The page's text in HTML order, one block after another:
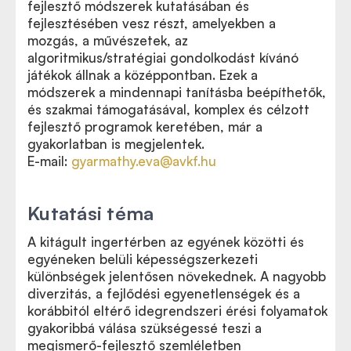
fejlesztő módszerek kutatásában és
fejlesztésében vesz részt, amelyekben a
mozgás, a művészetek, az
algoritmikus/stratégiai gondolkodást kívánó
játékok állnak a középpontban. Ezek a
módszerek a mindennapi tanításba beépíthetők,
és szakmai támogatásával, komplex és célzott
fejlesztő programok keretében, már a
gyakorlatban is megjelentek.
E-mail: gyarmathy.eva@avkf.hu
Kutatási téma
A kitágult ingertérben az egyének közötti és
egyéneken belüli képességszerkezeti
különbségek jelentősen növekednek. A nagyobb
diverzitás, a fejlődési egyenetlenségek és a
korábbitól eltérő idegrendszeri érési folyamatok
gyakoribbá válása szükségessé teszi a
megismerő-fejlesztő szemléletben